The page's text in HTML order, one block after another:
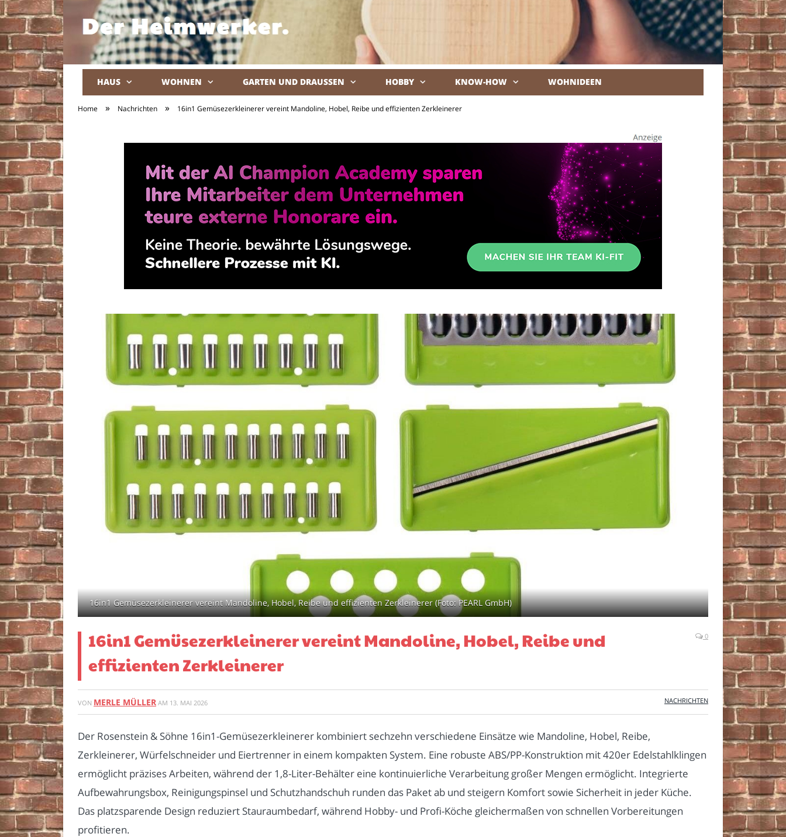
HAUS WOHNEN GARTEN UND DRAUSSEN HOBBY KNOW-HOW WOHNIDEEN
Home » Nachrichten » 16in1 Gemüsezerkleinerer vereint Mandoline, Hobel, Reibe und effizienten Zerkleinerer
16in1 Gemüsezerkleinerer vereint Mandoline, Hobel, Reibe und effizienten Zerkleinerer (Foto: PEARL GmbH)
16in1 Gemüsezerkleinerer vereint Mandoline, Hobel, Reibe und
effizienten Zerkleinerer
0
VON MERLE MÜLLER AM 13. MAI 2026 NACHRICHTEN
Der Rosenstein & Söhne 16in1-Gemüsezerkleinerer kombiniert sechzehn verschiedene Einsätze wie Mandoline, Hobel, Reibe,
Zerkleinerer, Würfelschneider und Eiertrenner in einem kompakten System. Eine robuste ABS/PP-Konstruktion mit 420er Edelstahlklingen
ermöglicht präzises Arbeiten, während der 1,8-Liter-Behälter eine kontinuierliche Verarbeitung großer Mengen ermöglicht. Integrierte
Aufbewahrungsbox, Reinigungspinsel und Schutzhandschuh runden das Paket ab und steigern Komfort sowie Sicherheit in jeder Küche.
Das platzsparende Design reduziert Stauraumbedarf, während Hobby- und Profi-Köche gleichermaßen von schnellen Vorbereitungen
profitieren.